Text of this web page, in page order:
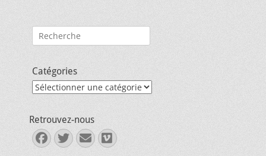
Rechercher :
Catégories
Catégories
Retrouvez-nous
Facebook
Twitter
E-
mail
Vimeo